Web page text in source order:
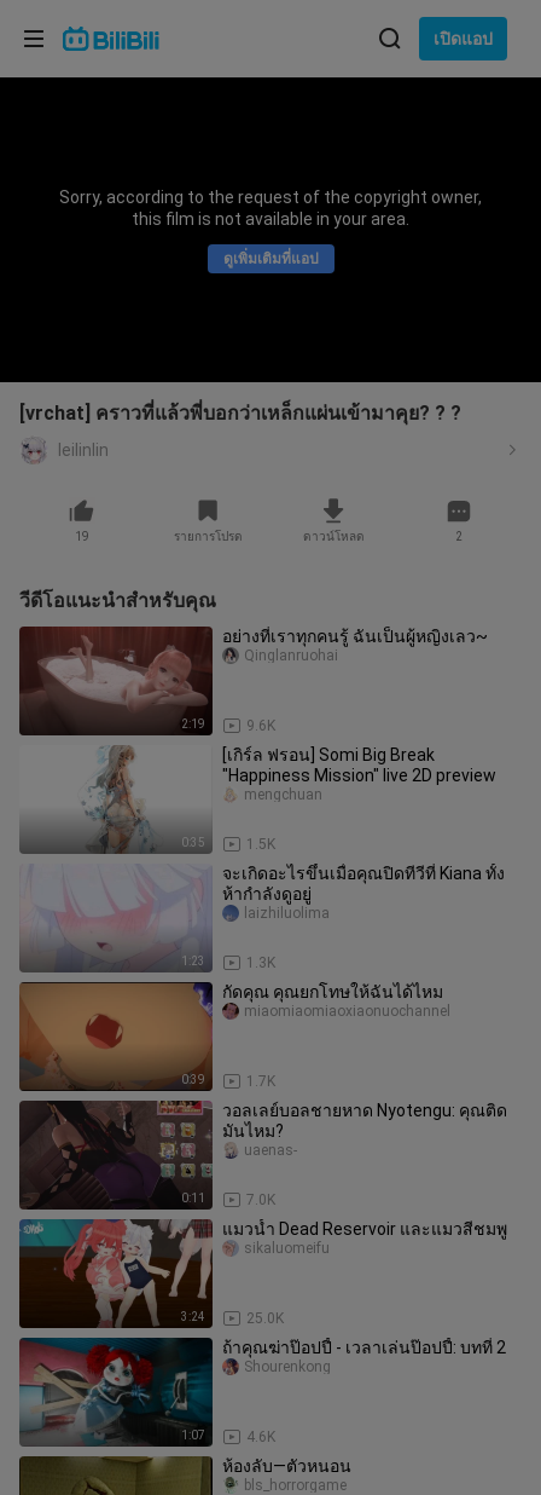
เปิดแอป
Sorry, according to the request of the copyright owner,
this film is not available in your area.
ดูเพิ่มเติมที่แอป
[vrchat] คราวที่แล้วพี่บอกว่าเหล็กแผ่นเข้ามาคุย? ? ?
leilinlin
19 รายการโปรด ดาวน์โหลด 2
วีดีโอแนะนำสำหรับคุณ
2:19
อย่างที่เราทุกคนรู้ ฉันเป็นผู้หญิงเลว~
9.6K
Qinglanruohai
0:35
[เกิร์ล ฟรอน] Somi Big Break
"Happiness Mission" live 2D preview
1.5K
mengchuan
1:23
จะเกิดอะไรขึ้นเมื่อคุณปิดทีวีที่ Kiana ทั้ง
ห้ากำลังดูอยู่
1.3K
laizhiluolima
0:39
กัดคุณ คุณยกโทษให้ฉันได้ไหม
1.7K
miaomiaomiaoxiaonuochannel
0:11
วอลเลย์บอลชายหาด Nyotengu: คุณติด
มันไหม?
7.0K
uaenas-
3:24
แมวน้ำ Dead Reservoir และแมวสีชมพู
25.0K
sikaluomeifu
1:07
ถ้าคุณฆ่าป๊อปปี้ - เวลาเล่นป๊อปปี้: บทที่ 2
4.6K
Shourenkong
ห้องลับ—ตัวหนอน
bls_horrorgame
เลือกภาษา